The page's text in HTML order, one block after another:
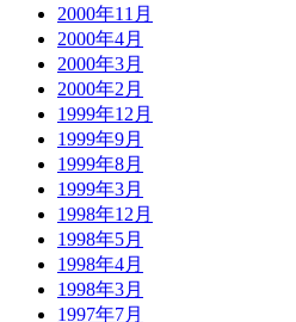
2000年11月
2000年4月
2000年3月
2000年2月
1999年12月
1999年9月
1999年8月
1999年3月
1998年12月
1998年5月
1998年4月
1998年3月
1997年7月